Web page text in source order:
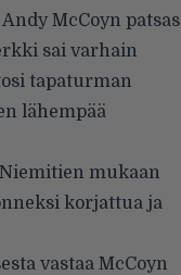
McCoyn patsas
sai varhain
tapaturman
lähempää
mukaan
korjattua ja
vastaa McCoyn